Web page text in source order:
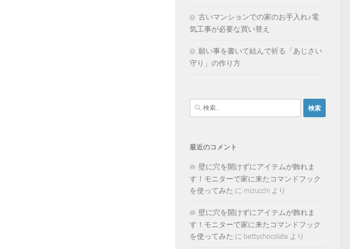
古いマンションでの家のお手入れ♪電
気工事が必要な買い替え
願い事を書いて結んで祈る「あじさい
守り」の作り方
検
索:
最近のコメント
壁に穴を開けずにアイテムが飾れま
す！モニターで家に来たコマンドフック
を使ってみた に mizucchi より
壁に穴を開けずにアイテムが飾れま
す！モニターで家に来たコマンドフック
を使ってみた に bettychocolate より